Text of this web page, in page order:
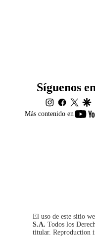
Más contenido en
Síguenos
instagram
facebook
twitter
El uso de este sitio
S.A. Todos los
titular. Reproduction